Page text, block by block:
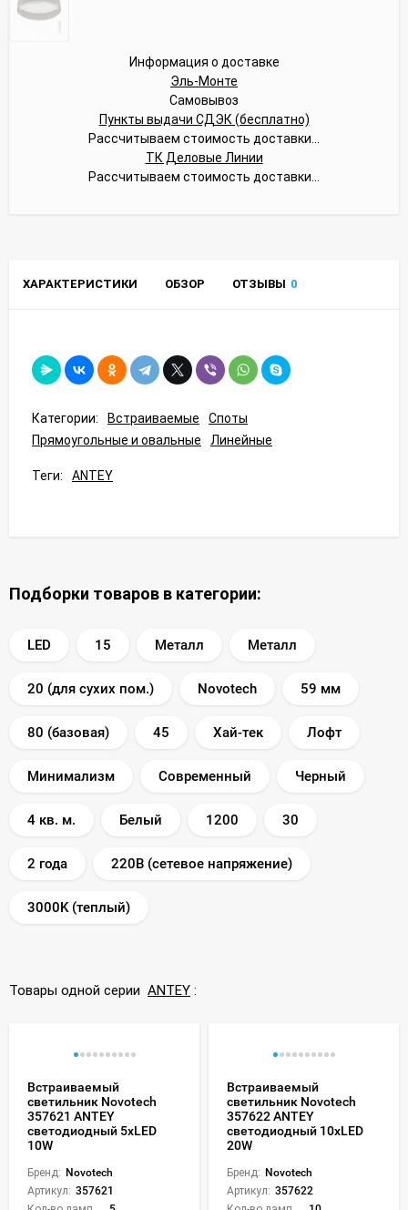
Информация о доставке
Эль-Монте
Самовывоз
Пункты выдачи СДЭК (бесплатно)
Рассчитываем стоимость доставки...
ТК Деловые Линии
Рассчитываем стоимость доставки...
ХАРАКТЕРИСТИКИ ОБЗОР ОТЗЫВЫ 0
Категории: Встраиваемые
Споты
Прямоугольные и овальные
Линейные
Теги: ANTEY
Подборки товаров в категории:
LED 15 Металл Металл
20 (для сухих пом.) Novotech 59 мм
80 (базовая) 45 Хай-тек Лофт
Минимализм Современный Черный
4 кв. м. Белый 1200 30
2 года 220В (сетевое напряжение)
3000K (теплый)
Товары одной серии ANTEY :
Встраиваемый
светильник Novotech
357621 ANTEY
светодиодный 5xLED
10W
Бренд: Novotech
Артикул: 357621
Встраиваемый
светильник Novotech
357622 ANTEY
светодиодный 10xLED
20W
Бренд: Novotech
Артикул: 357622